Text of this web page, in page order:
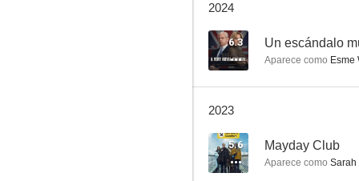
7.5
2024
6.3 Un escándalo
Aparece como Esme
2023
5.6 Mayday Club
Aparece como Sarah